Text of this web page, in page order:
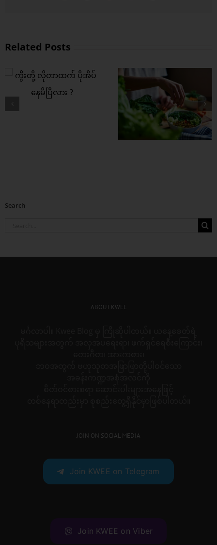
Related Posts
ကွီးတို့ရဲ့ အကြား
Search
ABOUT KWEE
JOIN ON SOCIAL MEDIA
Join KWEE on Telegram
Join KWEE on Viber